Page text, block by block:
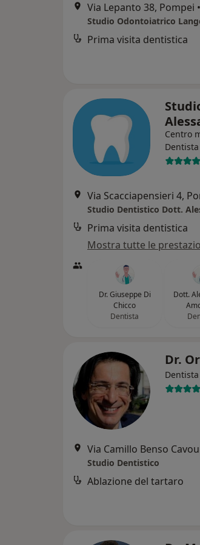
Via Lepanto 38, Pompei •
Studio Odontoiatrico
Prima visita dentistica
Centro
Dentista
Via Scacciapensieri 4,
Studio Dentistico Dott.
Prima visita dentistica
Mostra tutte le
Dr. Giuseppe Di
Chicco
Dentista
Dott.
Dr.
Dentista
Studio Dentistico
Ablazione del tartaro